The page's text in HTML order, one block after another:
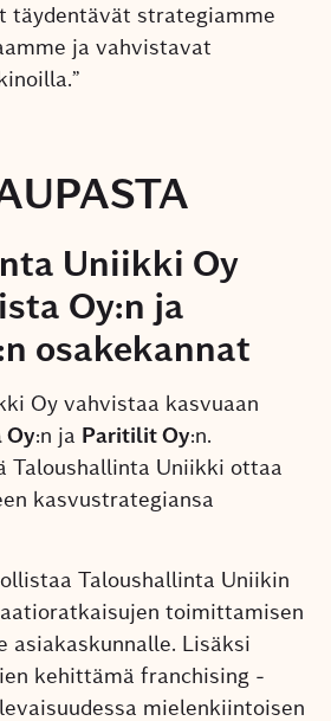
täydentävät strategiamme
ja vahvistavat
Uniikki Oy
Oy:n ja
osakekannat
Oy vahvistaa kasvuaan
Oy:n ja Paritilit Oy:n.
Taloushallinta Uniikki ottaa
kasvustrategiansa
Taloushallinta Uniikin
toimittamisen
asiakaskunnalle. Lisäksi
kehittämä franchising -
mielenkiintoisen